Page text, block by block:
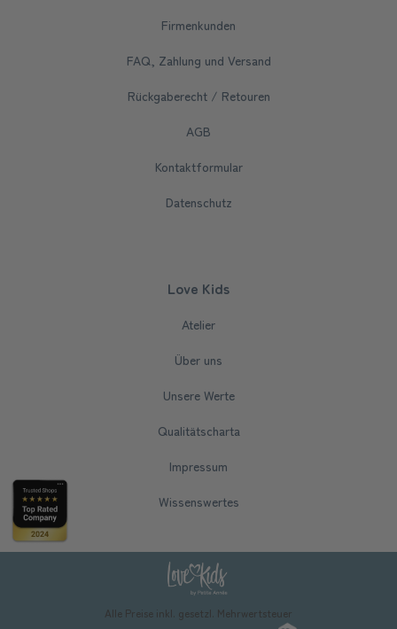
Firmenkunden
FAQ, Zahlung und Versand
Rückgaberecht / Retouren
AGB
Kontaktformular
Datenschutz
Love Kids
Atelier
Über uns
Unsere Werte
Qualitätscharta
Impressum
Wissenswertes
Alle Preise inkl. gesetzl. Mehrwertsteuer